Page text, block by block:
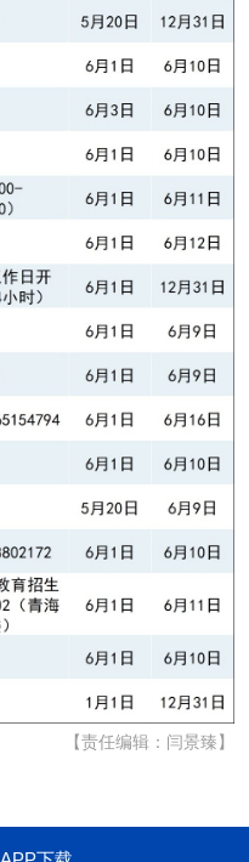
【责任编辑：闫景臻】